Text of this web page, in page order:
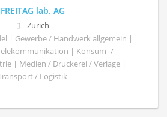
FREITAG lab. AG
Zürich
| Gewerbe / Handwerk allgemein |
| Konsum- /
| Medien / Druckerei / Verlage |
/ Logistik